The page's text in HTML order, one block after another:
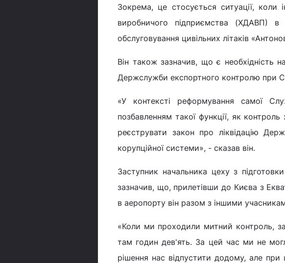
Зокрема, це стосується ситуації, коли
виробничого підприємства (ХДАВП) в
обслуговування цивільних літаків
Він також зазначив, що є необхідність
Держслужби експортного контролю при
«У контексті реформування самої
позбавленням такої функції, як
реєструвати закон про ліквідацію
корупційної системи», - сказав він.
Заступник начальника цеху з
зазначив, що, прилетівши до Києва з
в аеропорту він разом з іншими
«Коли ми проходили митний контроль,
там годин дев'ять. За цей час ми не
рішення нас відпустити додому, але